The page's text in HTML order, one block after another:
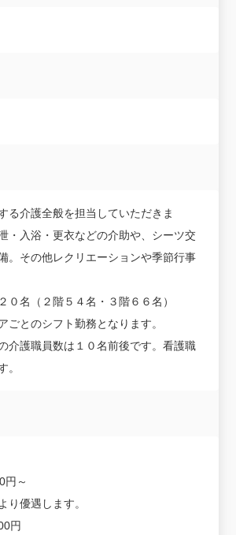
る介護全般を担当していただきま
入浴・更衣などの介助や、シーツ交
。その他レクリエーションや季節行事
０名（２階５４名・３階６６名）
ごとのシフト勤務となります。
介護職員数は１０名前後です。看護職
。
円～
り優遇します。
円